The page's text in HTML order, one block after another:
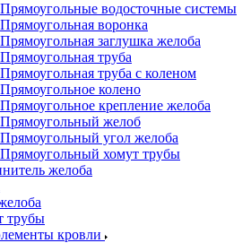
Прямоугольные водосточные системы
Прямоугольная воронка
Прямоугольная заглушка желоба
Прямоугольная труба
Прямоугольная труба c коленом
Прямоугольное колено
Прямоугольное крепление желоба
Прямоугольный желоб
Прямоугольный угол желоба
Прямоугольный хомут трубы
желоба
трубы
кровли